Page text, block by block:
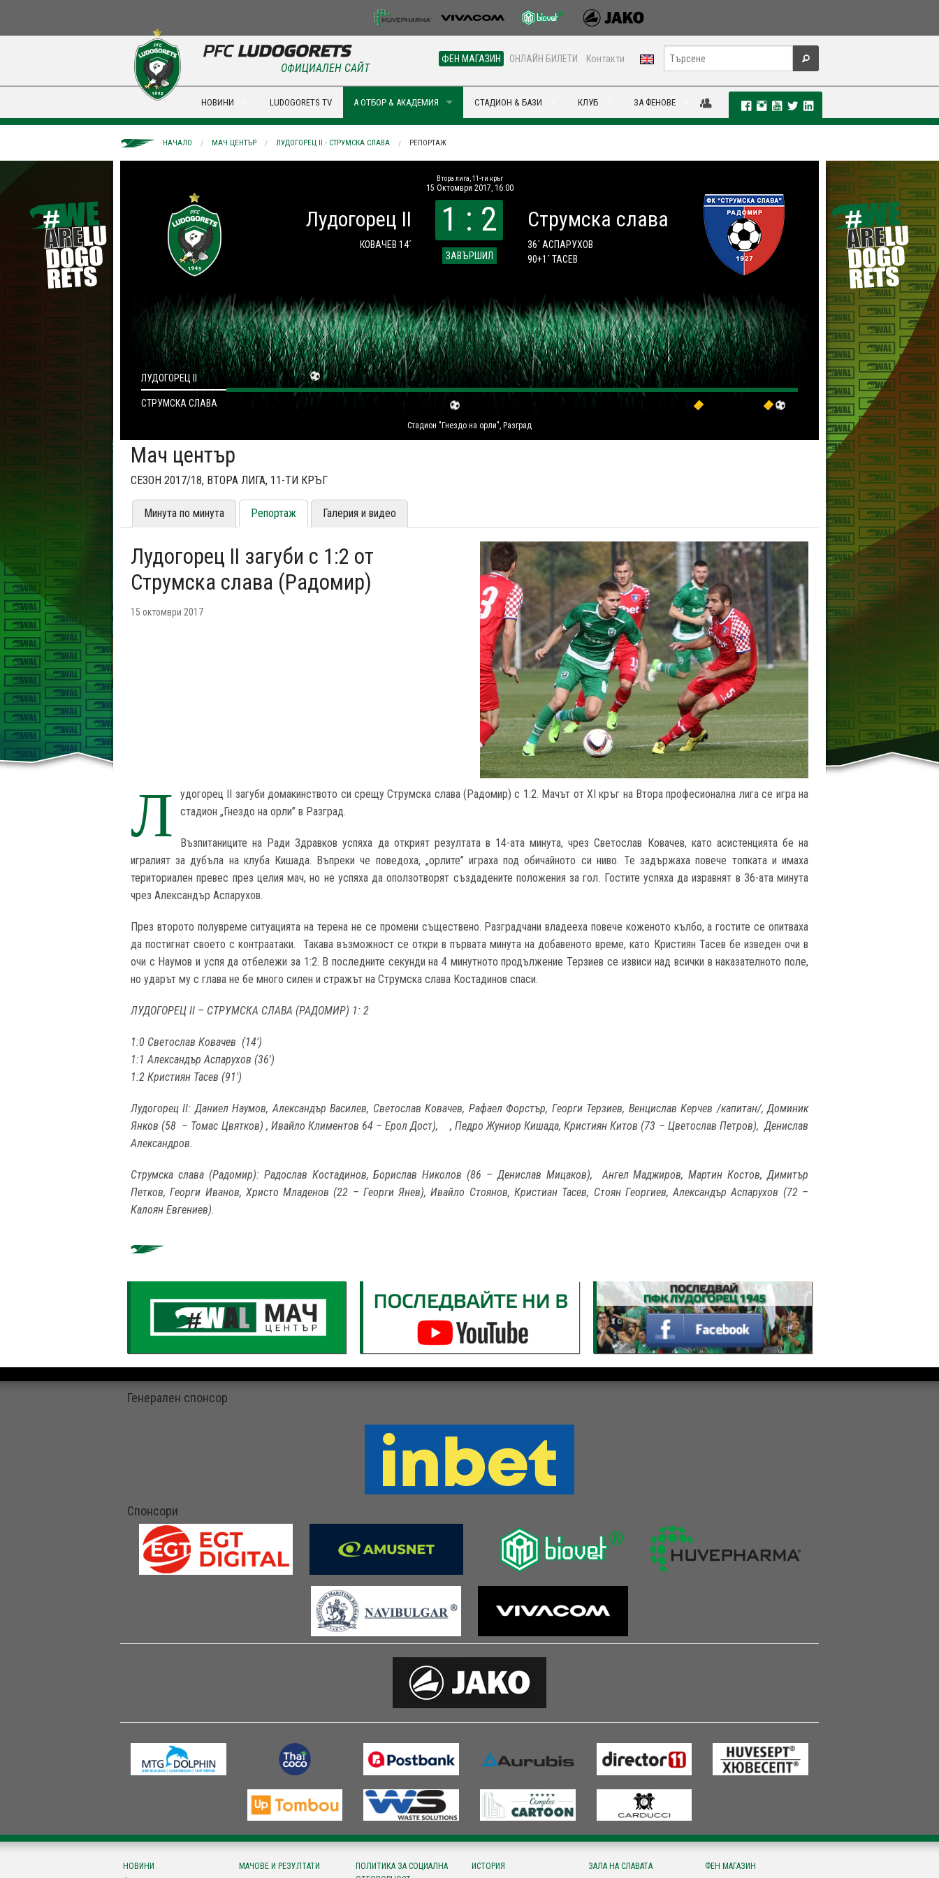
ФЕН МАГАЗИН ОНЛАЙН БИЛЕТИ Контакти
ОФИЦИАЛЕН САЙТ
НОВИНИ LUDOGORETS TV А ОТБОР & АКАДЕМИЯ СТАДИОН & БАЗИ КЛУБ ЗА ФЕНОВЕ
НАЧАЛО МАЧ ЦЕНТЪР ЛУДОГОРЕЦ II - СТРУМСКА СЛАВА РЕПОРТАЖ
Втора лига, 11-ти кръг
15 Октомври 2017, 16:00
Лудогорец II
КОВАЧЕВ 14´
1 : 2
ЗАВЪРШИЛ
Струмска слава
36´ АСПАРУХОВ
90+1´ ТАСЕВ
Стадион "Гнездо на орли", Разград
ЛУДОГОРЕЦ II
СТРУМСКА СЛАВА
Мач център
СЕЗОН 2017/18, ВТОРА ЛИГА, 11-ТИ КРЪГ
Минута по минута Репортаж Галерия и видео
Лудогорец II загуби с 1:2 от
Струмска слава (Радомир)
15 октомври 2017
Л
удогорец II загуби домакинството си срещу Струмска слава (Радомир) с 1:2. Мачът от XI кръг на Втора професионална лига се игра на
стадион „Гнездо на орли” в Разград.
Възпитаниците на Ради Здравков успяха да открият резултата в 14-ата минута, чрез Светослав Ковачев, като асистенцията бе на
игралият за дубъла на клуба Кишада. Въпреки че поведоха, „орлите” играха под обичайното си ниво. Те задържаха повече топката и имаха
териториален превес през целия мач, но не успяха да оползотворят създадените положения за гол. Гостите успяха да изравнят в 36-ата минута
чрез Александър Аспарухов.
През второто полувреме ситуацията на терена не се промени съществено. Разградчани владееха повече коженото кълбо, а гостите се опитваха
да постигнат своето с контраатаки. Такава възможност се откри в първата минута на добавеното време, като Кристиян Тасев бе изведен очи в
очи с Наумов и успя да отбележи за 1:2. В последните секунди на 4 минутното продължение Терзиев се извиси над всички в наказателното поле,
но ударът му с глава не бе много силен и стражът на Струмска слава Костадинов спаси.
ЛУДОГОРЕЦ II – СТРУМСКА СЛАВА (РАДОМИР) 1: 2
1:0 Светослав Ковачев (14')
1:1 Александър Аспарухов (36')
1:2 Кристиян Тасев (91')
Лудогорец II: Даниел Наумов, Александър Василев, Светослав Ковачев, Рафаел Форстър, Георги Терзиев, Венцислав Керчев /капитан/, Доминик
Янков (58 – Томас Цвятков) , Ивайло Климентов 64 – Ерол Дост), , Педро Жуниор Кишада, Кристиян Китов (73 – Цветослав Петров), Денислав
Александров.
Струмска слава (Радомир): Радослав Костадинов, Борислав Николов (86 – Денислав Мицаков), Ангел Маджиров, Мартин Костов, Димитър
Петков, Георги Иванов, Христо Младенов (22 – Георги Янев), Ивайло Стоянов, Кристиан Тасев, Стоян Георгиев, Александър Аспарухов (72 –
Калоян Евгениев).
Генерален спонсор
Спонсори
НОВИНИ
МАЧОВЕ И РЕЗУЛТАТИ
ПОЛИТИКА ЗА СОЦИАЛНА
ИСТОРИЯ
ЗАЛА НА СЛАВАТА
ФЕН МАГАЗИН